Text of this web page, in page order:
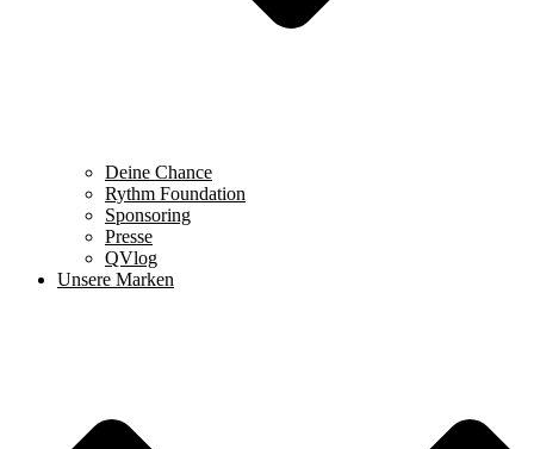
Deine Chance
Rythm Foundation
Sponsoring
Presse
QVlog
Unsere Marken